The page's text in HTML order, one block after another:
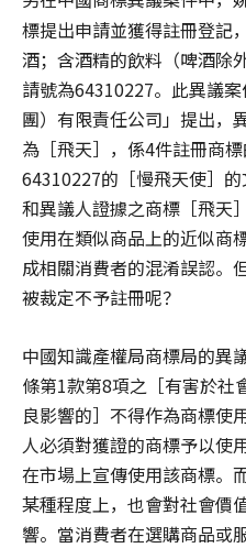
標提出申請並獲得註冊登記
酒；含酒精的飲料（啤酒除
請號為64310227。此異議
團）有限責任公司」提出，
為［飛天］，係4件註冊商
64310227的［慢飛天使］的
和異議人證據之商標［飛天
使用在類似商品上的近似商
成相關消費者的混淆誤認。
被裁定不予註冊呢？
中國知識產權局商標局的異
條第1款第8項之［有害於社
良影響的］不得作為商標使
人必須對獲證的商標予以使
在市場上宣傳使用該商標。
某種程度上，也會對社會價
響。當消費者在選購商品或